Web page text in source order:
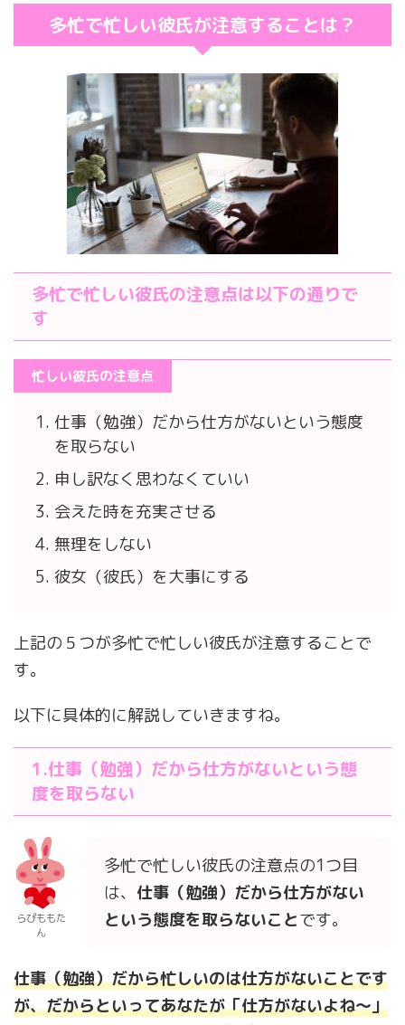
多忙で忙しい彼氏が注意することは？
多忙で忙しい彼氏の注意点は以下の通りで
す
忙しい彼氏の注意点
仕事（勉強）だから仕方がないという態度
を取らない
申し訳なく思わなくていい
会えた時を充実させる
無理をしない
彼女（彼氏）を大事にする
上記の５つが多忙で忙しい彼氏が注意することで
す。
以下に具体的に解説していきますね。
1.仕事（勉強）だから仕方がないという態
度を取らない
らぴももた
ん
多忙で忙しい彼氏の注意点の1つ目
は、 仕事（勉強）だから仕方がない
という態度を取らないことです。
仕事（勉強）だから忙しいのは仕方がないことです
が、だからといってあなたが「仕方がないよね〜」